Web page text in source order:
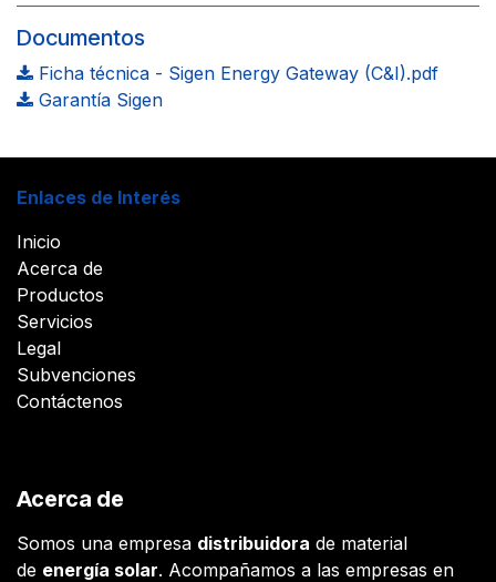
Documentos
Ficha técnica - Sigen Energy Gateway (C&I).pdf
Garantía Sigen
Enlaces de Interés
Inicio
Acerca de
Productos
Servicios
Legal
Subvenciones
Contáctenos
Acerca de
Somos una empresa distribuidora de material
de energía solar. Acompañamos a las empresas en